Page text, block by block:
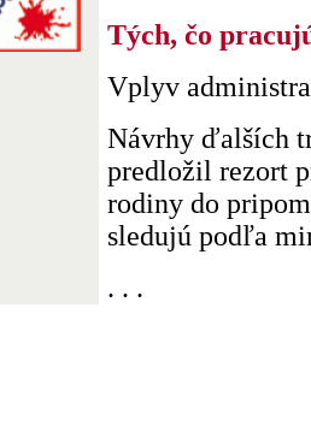
Tých, čo
Vplyv
Návrhy ďalších
predložil rezort
rodiny do
sledujú podľa
. . .